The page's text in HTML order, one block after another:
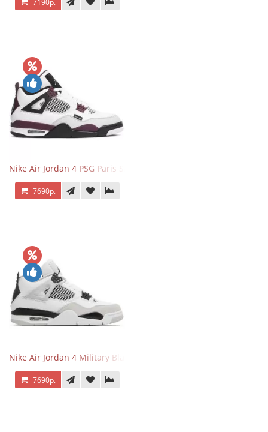
7190р.
Nike Air Jordan 4 PSG Paris Saint Germain
7690р.
Nike Air Jordan 4 Military Black
7690р.